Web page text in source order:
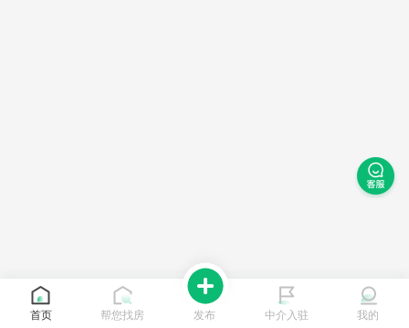
首页 帮您找房 发布 中介入驻 我的